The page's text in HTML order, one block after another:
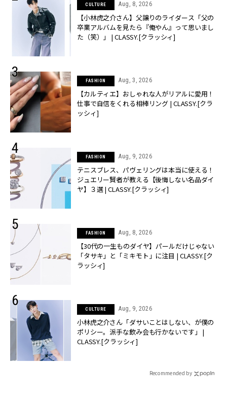
CULTURE Aug, 8, 2026
【小林虎之介さん】父譲りのライダース「父の
卒業アルバムを見たら『俺やん』って思いまし
た（笑）」 | CLASSY.[クラッシィ]
FASHION Aug, 3, 2026
【カルティエ】おしゃれな人がリアルに愛用！
仕事で自信をくれる相棒リング | CLASSY.[クラ
ッシィ]
FASHION Aug, 9, 2026
テニスブレス、パヴェリングは本当に使える！
ジュエリー賢者が教える【後悔しない名品ダイ
ヤ】３選 | CLASSY.[クラッシィ]
FASHION Aug, 8, 2026
【30代の一生ものダイヤ】パールだけじゃない
「タサキ」と「ミキモト」に注目 | CLASSY.[ク
ラッシィ]
CULTURE Aug, 9, 2026
小林虎之介さん「ダサいことはしない、が僕の
ポリシー。派手な飲み会も行かないです」 |
CLASSY.[クラッシィ]
Recommended by